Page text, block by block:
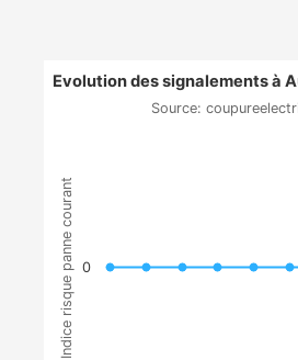
Indice risque panne courant
Evolution des signalements à
Source:
0